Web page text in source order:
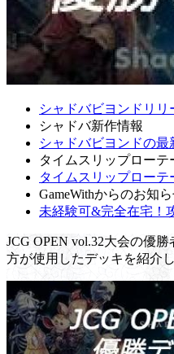
シャドバビヨンドリリ
シャドバ新作情報
シャドバビヨンドの最
タイムスリップローテ
タイムスリップロー
GameWithからのお知
未経験可&完全在宅！
JCG OPEN vol.32大会の優
方が使用したデッキを紹介